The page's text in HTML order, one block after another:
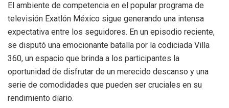
El ambiente de competencia en el popular programa de
televisión Exatlón México sigue generando una intensa
expectativa entre los seguidores. En un episodio reciente,
se disputó una emocionante batalla por la codiciada Villa
360, un espacio que brinda a los participantes la
oportunidad de disfrutar de un merecido descanso y una
serie de comodidades que pueden ser cruciales en su
rendimiento diario.